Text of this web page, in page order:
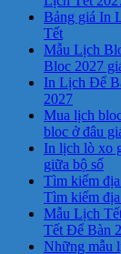
Bảng giá In
Tết
Mẫu Lịch
Bloc 2027
In Lịch Để
2027
Mua lịch
bloc ở đâu
In lịch lò xo
giữa bộ số
Tìm kiếm
Tìm kiếm
Mẫu Lịch
Tết Để Bàn
Những mẫu